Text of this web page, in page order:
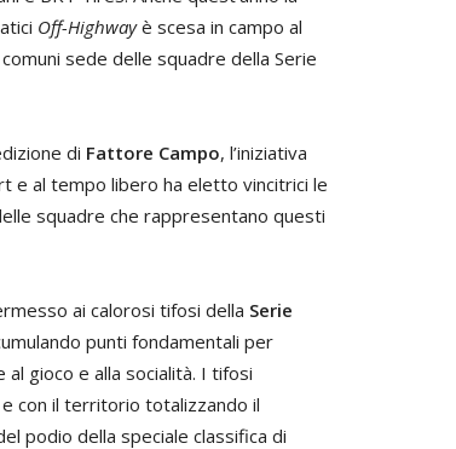
Off-Highwayè scesa in campo al
sede delle squadre della Serie
di Fattore Campo, l’iniziativa
e al tempo libero ha eletto vincitrici le
squadre che rappresentano questi
ai calorosi tifosi della Serie
punti fondamentali per
gioco e alla socialità. I tifosi
con il territorio totalizzando il
podio della speciale classifica di